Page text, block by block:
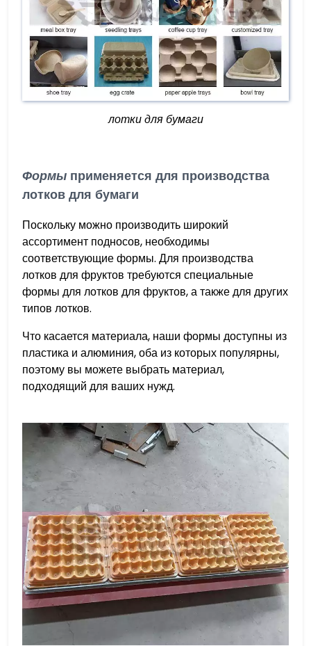
лотки для бумаги
Формы применяется для производства
лотков для бумаги
Поскольку можно производить широкий
ассортимент подносов, необходимы
соответствующие формы. Для производства
лотков для фруктов требуются специальные
формы для лотков для фруктов, а также для других
типов лотков.
Что касается материала, наши формы доступны из
пластика и алюминия, оба из которых популярны,
поэтому вы можете выбрать материал,
подходящий для ваших нужд.